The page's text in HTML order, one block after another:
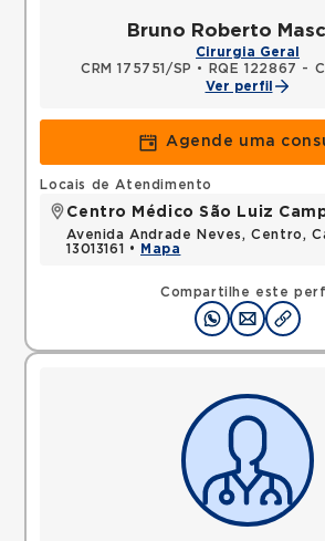
Bruno Roberto
Cirurgia Geral
CRM 175751/SP •
RQE 122867 -
Ver perfil
Agende uma
Compartilhe este
Locais de Atendimento
Centro Médico São Luiz
Avenida Andrade Neves, Centro,
13013161 •
Mapa